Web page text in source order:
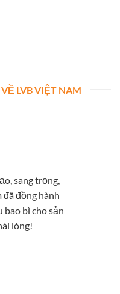
LVB VIỆT NAM
sang trọng,
đồng hành
bao bì cho sản
lòng!